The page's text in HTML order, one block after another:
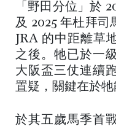
「野田分位」於
及 2025 年杜拜
JRA 的中距離草
之後。牠已於一
大阪盃三仗連續
置疑，關鍵在於牠
於其五歲馬季首